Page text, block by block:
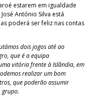
estarem em igualdade
António Silva está
poderá ser feliz nas contas
dois jogos até ao
que é a equipa
vitória frente à Islândia, em
realizar um bom
que poderão assumir
grupo.